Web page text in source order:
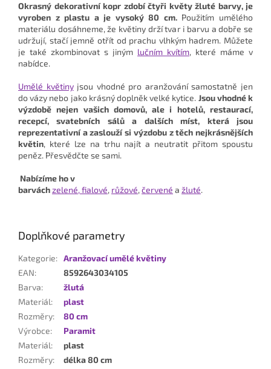
Okrasný dekorativní kopr zdobí čtyři květy žluté barvy, je
vyroben z plastu a je vysoký 80 cm.Použitím umělého
materiálu dosáhneme, že květiny drží tvar i barvu a dobře se
udržují, stačí jemně otřít od prachu vlhkým hadrem. Můžete
je také zkombinovat s jiným lučním kvítím, které máme v
nabídce.
Umělé květinyjsou vhodné pro aranžování samostatně jen
do vázy nebo jako krásný doplněk velké kytice. Jsou vhodné k
výzdobě nejen vašich domovů, ale i hotelů, restaurací,
recepcí, svatebních sálů a dalších míst, která jsou
reprezentativní a zaslouží si výzdobu z těch nejkrásnějších
květin, které lze na trhu najít a neutratit přitom spoustu
peněz. Přesvědčte se sami.
Nabízíme ho v
barváchzelené, fialové, růžové, červené a žluté.
Doplňkové parametry
Kategorie: Aranžovací umělé květiny
EAN:
8592643034105
Barva:
žlutá
Materiál:
plast
Rozměry:
80 cm
Výrobce:
Paramit
Materiál:
plast
Rozměry: délka 80 cm